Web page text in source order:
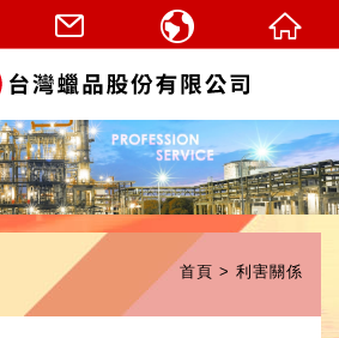
首頁 利害關係
繁體中文
English